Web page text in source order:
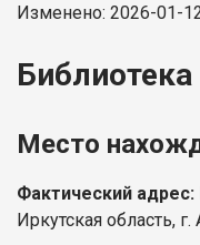
Изменено: 2026-01-
Место
Фактический адрес:
Иркутская область,